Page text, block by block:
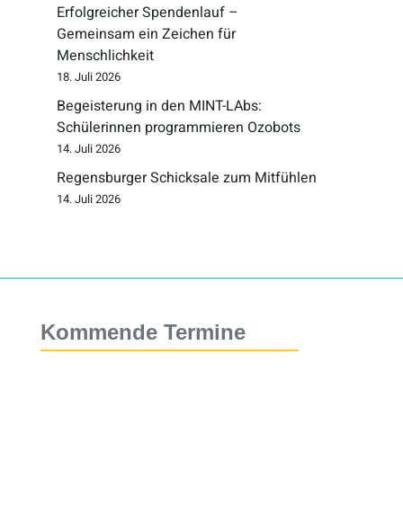
Erfolgreicher Spendenlauf –
Gemeinsam ein Zeichen für
Menschlichkeit
18. Juli 2026
Begeisterung in den MINT-LAbs:
Schülerinnen programmieren Ozobots
14. Juli 2026
Regensburger Schicksale zum Mitfühlen
14. Juli 2026
Kommende Termine